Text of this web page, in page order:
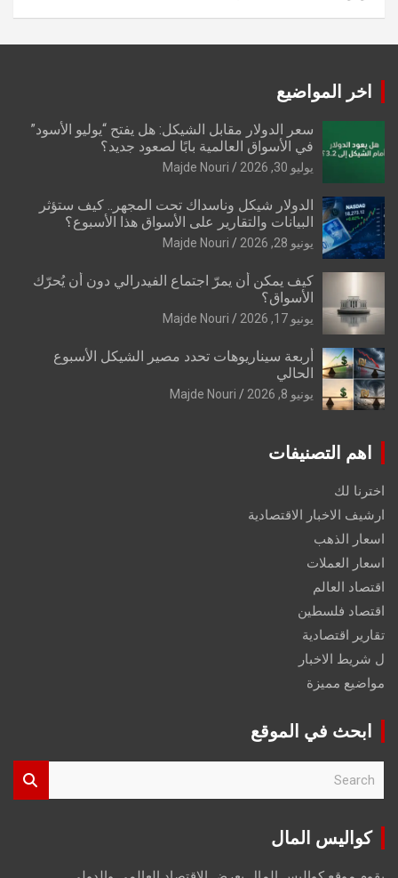
اخر المواضيع
سعر الدولار مقابل الشيكل: هل يفتح “يوليو الأسود”
في الأسواق العالمية بابًا لصعود جديد؟
يوليو 30, 2026 Majde Nouri
الدولار شيكل وناسداك تحت المجهر.. كيف ستؤثر
البيانات والتقارير على الأسواق هذا الأسبوع؟
يونيو 28, 2026 Majde Nouri
كيف يمكن أن يمرّ اجتماع الفيدرالي دون أن يُحرّك
الأسواق؟
يونيو 17, 2026 Majde Nouri
أربعة سيناريوهات تحدد مصير الشيكل الأسبوع
الحالي
يونيو 8, 2026 Majde Nouri
اهم التصنيفات
اخترنا لك
ارشيف الاخبار الاقتصادية
اسعار الذهب
اسعار العملات
اقتصاد العالم
اقتصاد فلسطين
تقارير اقتصادية
ل شريط الاخبار
مواضيع مميزة
ابحث في الموقع
r
كواليس المال